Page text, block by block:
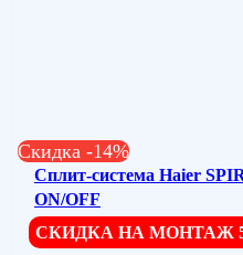
Скидка -14%
Сплит-система Haier
ON/OFF
СКИДКА НА МОНТАЖ